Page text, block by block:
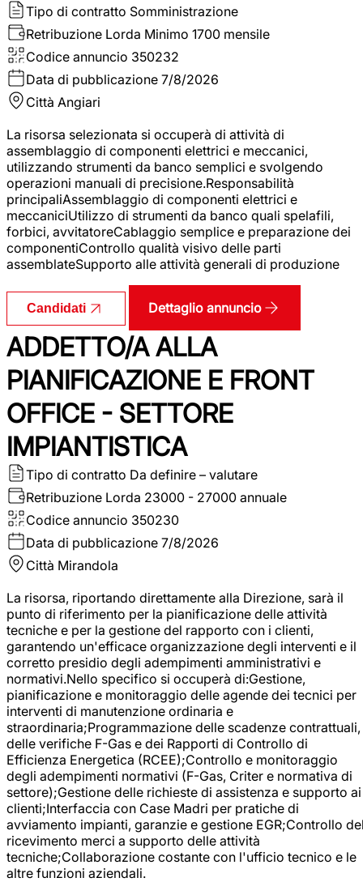
Tipo di contratto Somministrazione
Retribuzione Lorda Minimo 1700 mensile
Codice annuncio 350232
Data di pubblicazione 7/8/2026
Città Angiari
La risorsa selezionata si occuperà di attività di
assemblaggio di componenti elettrici e meccanici,
utilizzando strumenti da banco semplici e svolgendo
operazioni manuali di precisione.Responsabilità
principaliAssemblaggio di componenti elettrici e
meccaniciUtilizzo di strumenti da banco quali spelafili,
forbici, avvitatoreCablaggio semplice e preparazione dei
componentiControllo qualità visivo delle parti
assemblateSupporto alle attività generali di produzione
Candidati Dettaglio annuncio
ADDETTO/A ALLA
PIANIFICAZIONE E FRONT
OFFICE - SETTORE
IMPIANTISTICA
Tipo di contratto Da definire – valutare
Retribuzione Lorda 23000 - 27000 annuale
Codice annuncio 350230
Data di pubblicazione 7/8/2026
Città Mirandola
La risorsa, riportando direttamente alla Direzione, sarà il
punto di riferimento per la pianificazione delle attività
tecniche e per la gestione del rapporto con i clienti,
garantendo un'efficace organizzazione degli interventi e il
corretto presidio degli adempimenti amministrativi e
normativi.Nello specifico si occuperà di:Gestione,
pianificazione e monitoraggio delle agende dei tecnici per
interventi di manutenzione ordinaria e
straordinaria;Programmazione delle scadenze contrattuali,
delle verifiche F-Gas e dei Rapporti di Controllo di
Efficienza Energetica (RCEE);Controllo e monitoraggio
degli adempimenti normativi (F-Gas, Criter e normativa di
settore);Gestione delle richieste di assistenza e supporto ai
clienti;Interfaccia con Case Madri per pratiche di
avviamento impianti, garanzie e gestione EGR;Controllo
ricevimento merci a supporto delle attività
tecniche;Collaborazione costante con l'ufficio tecnico e le
altre funzioni aziendali.